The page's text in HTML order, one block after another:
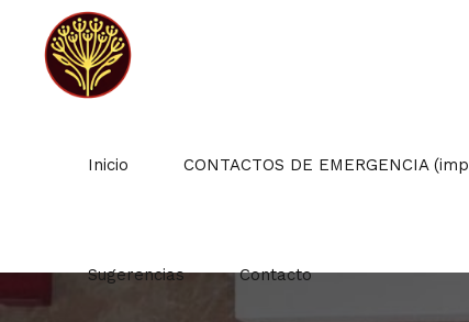
Inicio CONTACTOS DE EMERGENCIA
Sugerencias Contacto